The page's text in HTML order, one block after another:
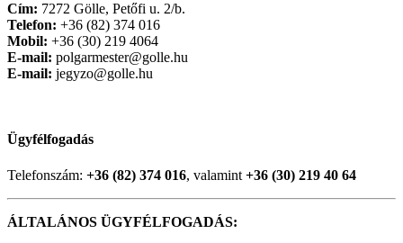
Cím: 7272 Gölle, Petőfi u. 2/b.
Telefon: +36 (82) 374 016
Mobil: +36 (30) 219 4064
E-mail: polgarmester@golle.hu
E-mail: jegyzo@golle.hu
Ügyfélfogadás
Telefonszám: +36 (82) 374 016, valamint +36 (30) 219 40 64
ÁLTALÁNOS ÜGYFÉLFOGADÁS: